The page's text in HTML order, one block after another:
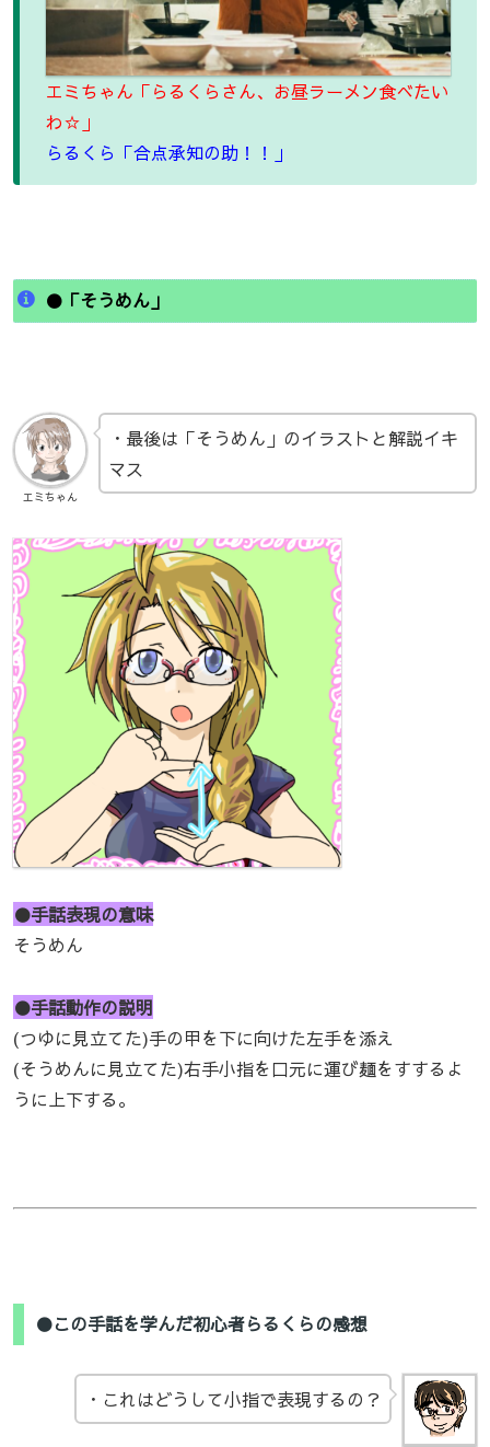
エミちゃん「らるくらさん、お昼ラーメン食べたい
わ☆」
らるくら「合点承知の助！！」
●「そうめん」
エミちゃん
・最後は「そうめん」のイラストと解説イキ
マス
●手話表現の意味
そうめん
●手話動作の説明
(つゆに見立てた)手の甲を下に向けた左手を添え
(そうめんに見立てた)右手小指を口元に運び麺をすするよ
うに上下する。
●この手話を学んだ初心者らるくらの感想
・これはどうして小指で表現するの？